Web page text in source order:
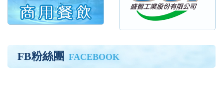
FB粉絲團 FACEBOOK